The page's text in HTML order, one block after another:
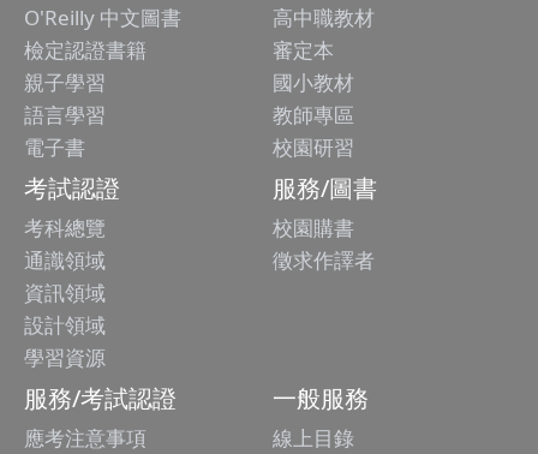
O'Reilly 中文圖書
檢定認證書籍
親子學習
語言學習
電子書
高中職教材
審定本
國小教材
教師專區
校園研習
考試認證
考科總覽
通識領域
資訊領域
設計領域
學習資源
服務/圖書
校園購書
徵求作譯者
服務/考試認證
應考注意事項
一般服務
線上目錄